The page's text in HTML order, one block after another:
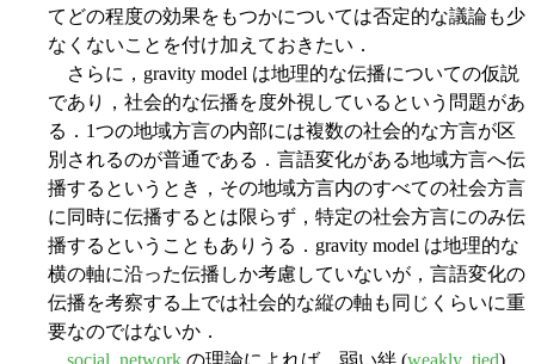
てどの程度の効果をもつかについては否定的な議論も少
なくないことを付け加えておきたい．
さらに，gravity model は地理的な伝播についての仮説
であり，社会的な伝播を度外視しているという問題があ
る．1つの地域方言の内部には複数の社会的な方言が区
別されるのが普通である．言語変化がある地域方言へ伝
播するというとき，その地域方言内のすべての社会方言
に同時に伝播するとは限らず，特定の社会方言にのみ伝
播するということもありうる．gravity model は地理的な
横の軸に沿った伝播しか考慮していないが，言語変化の
伝播を考察する上では社会的な縦の軸も同じくらいに重
要なのではないか．